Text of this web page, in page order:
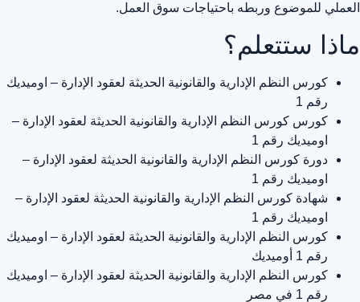
العملي للموضوع وربطه باحتياجات سوق العمل.
ماذا ستتعلم؟
كورس النظم الإدارية والقانونية الحديثة لعقود الإدارة – اوميديك
رقم 1
كورس كورس النظم الإدارية والقانونية الحديثة لعقود الإدارة –
اوميديك رقم 1
دورة كورس النظم الإدارية والقانونية الحديثة لعقود الإدارة –
اوميديك رقم 1
شهادة كورس النظم الإدارية والقانونية الحديثة لعقود الإدارة –
اوميديك رقم 1
كورس النظم الإدارية والقانونية الحديثة لعقود الإدارة – اوميديك
رقم 1 أوميديك
كورس النظم الإدارية والقانونية الحديثة لعقود الإدارة – اوميديك
رقم 1 في مصر